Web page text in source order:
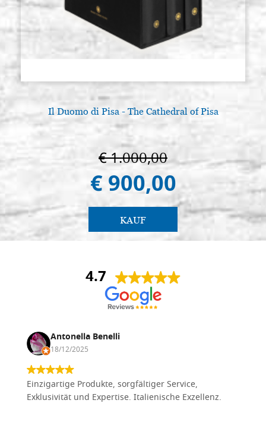
Il Duomo di Pisa - The Cathedral of Pisa
€ 1.000,00
€ 900,00
KAUF
4.7
Antonella Benelli
18/12/2025
Einzigartige Produkte, sorgfältiger Service,
Exklusivität und Expertise. Italienische Exzellenz.